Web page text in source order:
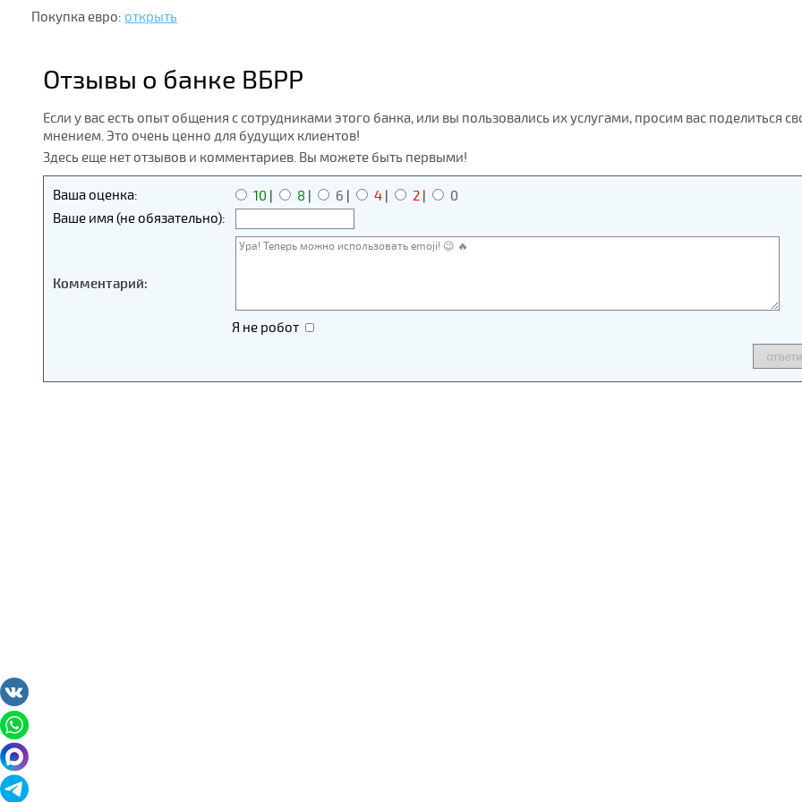
Покупка евро: открыть
Отзывы о банке ВБРР
Если у вас есть опыт общения с сотрудниками этого банка, или вы пользовались их услугами, просим вас поделиться
мнением. Это очень ценно для будущих клиентов!
Здесь еще нет отзывов и комментариев. Вы можете быть первыми!
Ваша оценка: 10 | 8 | 6 | 4 | 2 |
0
Ваше имя (не обязательно):
Комментарий:
Я не робот